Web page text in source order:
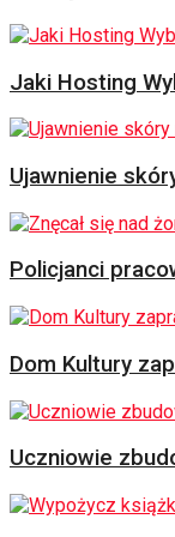
Jaki Hosting
Ujawnienie
Policjanci
Dom Kultury
Uczniowie